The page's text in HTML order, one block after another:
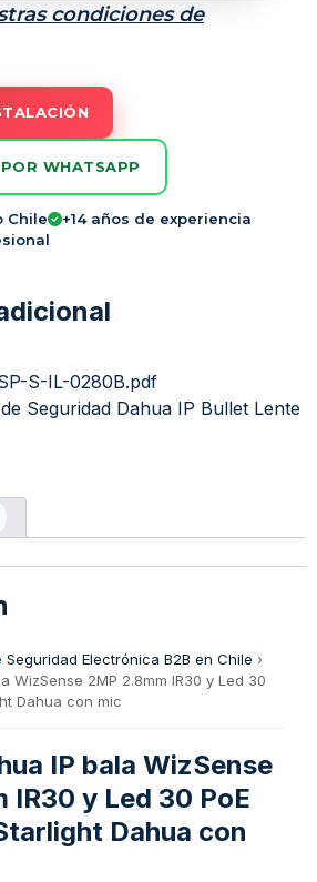
condiciones de
WHATSAPP
Chile
+14 años de experiencia
S-IL-0280B.pdf
Seguridad Dahua IP Bullet Lente
Seguridad Electrónica B2B en Chile ›
WizSense 2MP 2.8mm IR30 y Led 30
Dahua con mic
IP bala WizSense
IR30 y Led 30 PoE
Dahua con